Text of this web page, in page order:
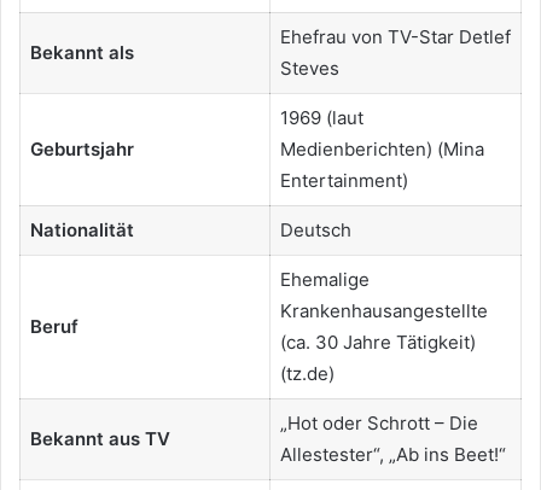
Bekannt als
Ehefrau von TV-Star Detlef
Steves
Geburtsjahr
1969 (laut
Medienberichten) (Mina
Entertainment)
Nationalität Deutsch
Beruf
Ehemalige
Krankenhausangestellte
(ca. 30 Jahre Tätigkeit)
(tz.de)
Bekannt aus TV
„Hot oder Schrott – Die
Allestester“, „Ab ins Beet!“